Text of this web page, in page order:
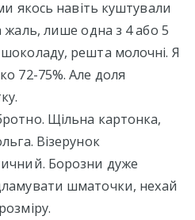
якось навіть куштували
жаль, лише одна з 4 або 5
решта молочні. Я
72-75%. Але доля
Щільна картонка,
Візерунок
Борозни дуже
шматочки, нехай